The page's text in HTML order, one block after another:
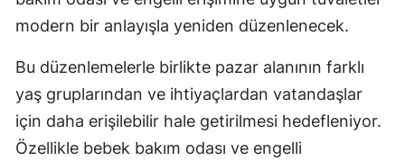
modern bir anlayışla yeniden düzenlenecek.
Bu düzenlemelerle birlikte pazar alanının farklı
yaş gruplarından ve ihtiyaçlardan vatandaşlar
için daha erişilebilir hale getirilmesi hedefleniyor.
Özellikle bebek bakım odası ve engelli